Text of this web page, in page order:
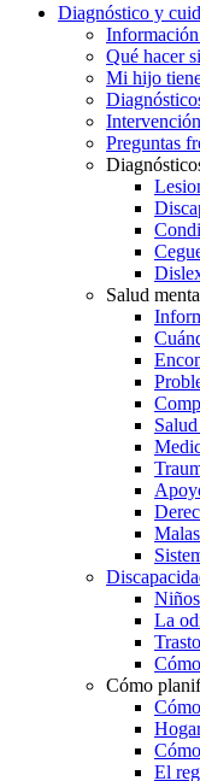
Diagnóstico y
Qué hacer
Mi hijo
Preguntas
Salud
La
Cómo
El